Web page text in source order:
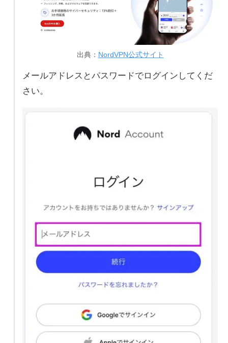
出典： NordVPN公式サイト
メールアドレスとパスワードでログインしてくだ
さい。